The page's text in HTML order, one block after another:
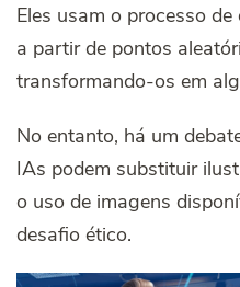
Eles usam o processo
a partir de pontos
transformando-os em
No entanto, há um
IAs podem substituir
o uso de imagens
desafio ético.